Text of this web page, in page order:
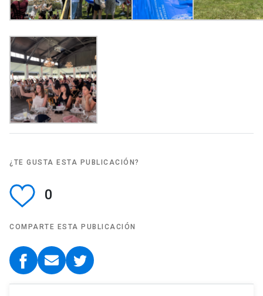
¿TE GUSTA ESTA PUBLICACIÓN?
0
COMPARTE ESTA PUBLICACIÓN